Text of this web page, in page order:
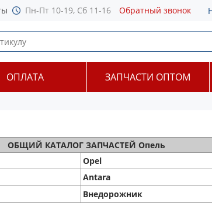
Пн-Пт 10-19, Сб 11-16 Обратный звонок
ОПЛАТА ЗАПЧАСТИ ОПТОМ
ОБЩИЙ КАТАЛОГ ЗАПЧАСТЕЙ Опель
Opel
Antara
Внедорожник